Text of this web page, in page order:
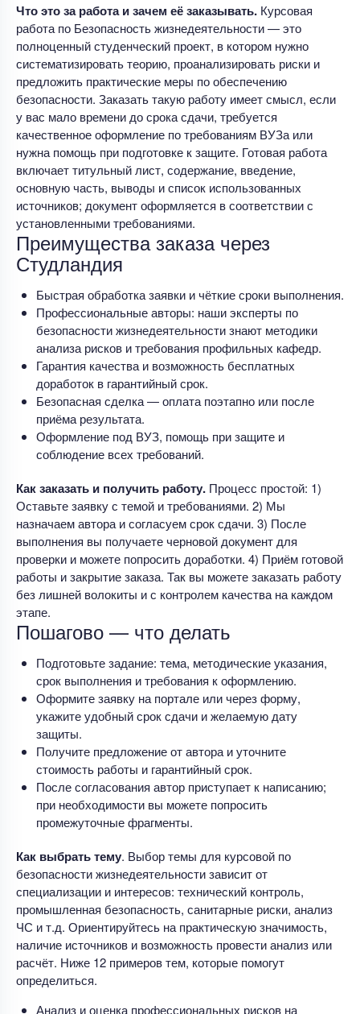
Что это за работа и зачем её заказывать. Курсовая
работа по Безопасность жизнедеятельности — это
полноценный студенческий проект, в котором нужно
систематизировать теорию, проанализировать риски и
предложить практические меры по обеспечению
безопасности. Заказать такую работу имеет смысл, если
у вас мало времени до срока сдачи, требуется
качественное оформление по требованиям ВУЗа или
нужна помощь при подготовке к защите. Готовая работа
включает титульный лист, содержание, введение,
основную часть, выводы и список использованных
источников; документ оформляется в соответствии с
установленными требованиями.
Преимущества заказа через
Студландия
Быстрая обработка заявки и чёткие сроки выполнения.
Профессиональные авторы: наши эксперты по
безопасности жизнедеятельности знают методики
анализа рисков и требования профильных кафедр.
Гарантия качества и возможность бесплатных
доработок в гарантийный срок.
Безопасная сделка — оплата поэтапно или после
приёма результата.
Оформление под ВУЗ, помощь при защите и
соблюдение всех требований.
Как заказать и получить работу. Процесс простой: 1)
Оставьте заявку с темой и требованиями. 2) Мы
назначаем автора и согласуем срок сдачи. 3) После
выполнения вы получаете черновой документ для
проверки и можете попросить доработки. 4) Приём готовой
работы и закрытие заказа. Так вы можете заказать работу
без лишней волокиты и с контролем качества на каждом
этапе.
Пошагово — что делать
Подготовьте задание: тема, методические указания,
срок выполнения и требования к оформлению.
Оформите заявку на портале или через форму,
укажите удобный срок сдачи и желаемую дату
защиты.
Получите предложение от автора и уточните
стоимость работы и гарантийный срок.
После согласования автор приступает к написанию;
при необходимости вы можете попросить
промежуточные фрагменты.
Как выбрать тему. Выбор темы для курсовой по
безопасности жизнедеятельности зависит от
специализации и интересов: технический контроль,
промышленная безопасность, санитарные риски, анализ
ЧС и т.д. Ориентируйтесь на практическую значимость,
наличие источников и возможность провести анализ или
расчёт. Ниже 12 примеров тем, которые помогут
определиться.
Анализ и оценка профессиональных рисков на